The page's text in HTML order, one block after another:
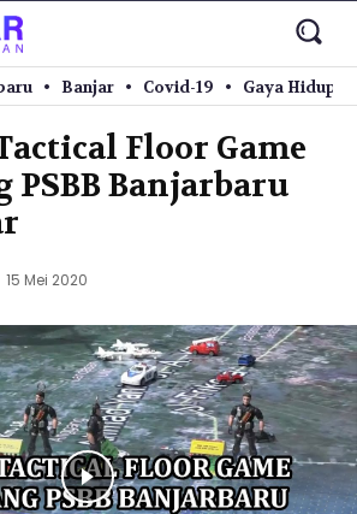
Banjar Covid-19 Gaya Hidup
Floor Game
PSBB Banjarbaru
15 Mei 2020